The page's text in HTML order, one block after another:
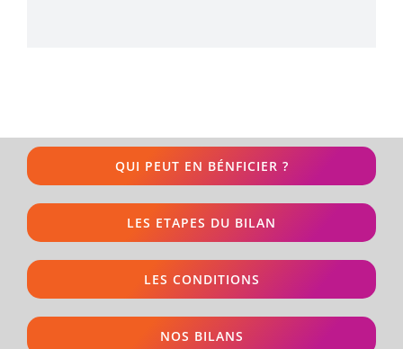
QUI PEUT EN BÉNFICIER ?
LES ETAPES DU BILAN
LES CONDITIONS
NOS BILANS